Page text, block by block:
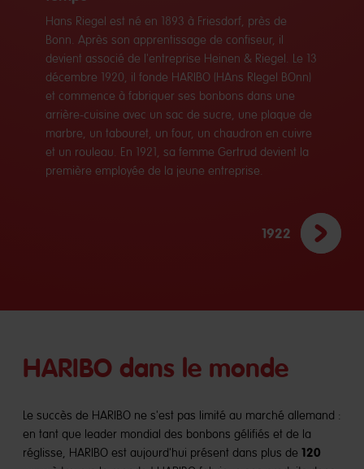
Hans Riegel est né en 1893 à Friesdorf, près de
Bonn. Après son apprentissage de confiseur, il
devient associé de l'entreprise Heinen & Riegel. Le 13
décembre 1920, il fonde HARIBO (HAns RIegel BOnn)
et commence à fabriquer ses bonbons dans une
arrière-cuisine avec un sac de sucre, une plaque de
marbre, un tabouret, un four, un chaudron en cuivre
et un rouleau. En 1921, sa femme Gertrud devient la
première employée de la jeune entreprise.
1922
HARIBO dans le monde
Le succès de HARIBO ne s'est pas limité au marché allemand :
en tant que leader mondial des bonbons gélifiés et de la
réglisse, HARIBO est aujourd'hui présent dans plus de 120